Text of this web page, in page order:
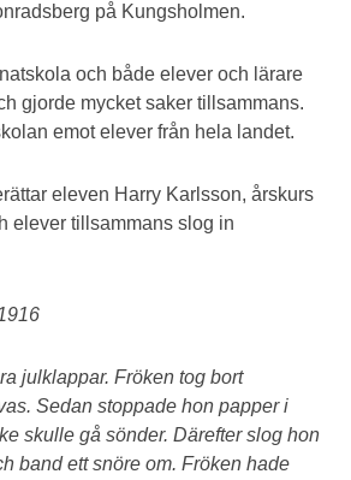
på Kungsholmen.
och både elever och lärare
gjorde mycket saker tillsammans.
emot elever från hela landet.
eleven Harry Karlsson, årskurs
elever tillsammans slog in
julklappar. Fröken tog bort
Sedan stoppade hon papper i
skulle gå sönder. Därefter slog hon
band ett snöre om. Fröken hade